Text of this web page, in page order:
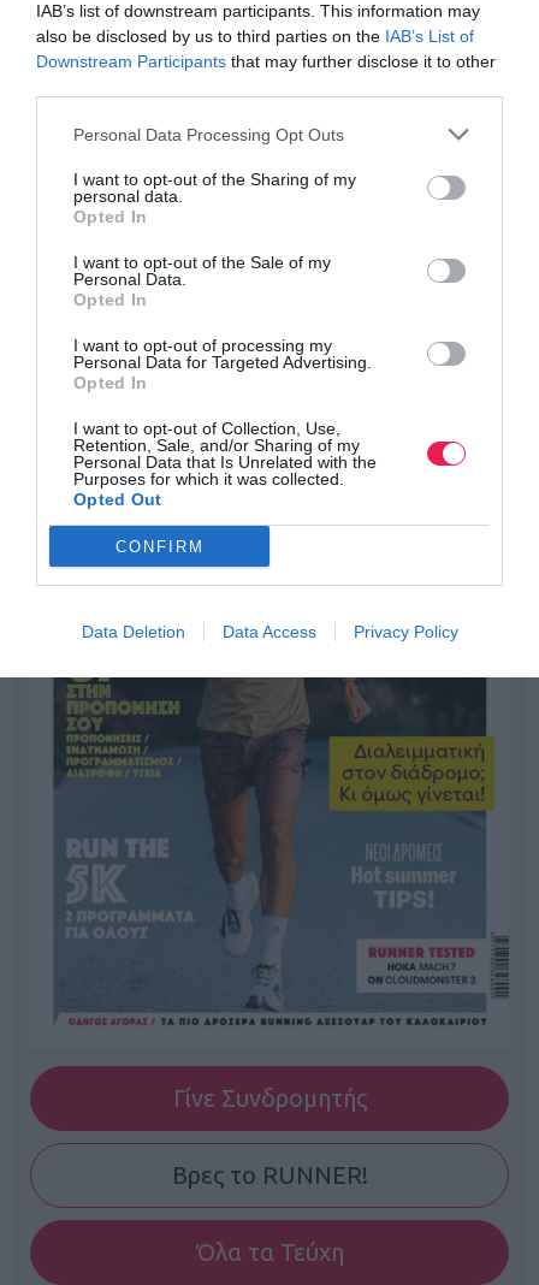
IAB’s list of downstream participants. This information may
also be disclosed by us to third parties on the IAB’s List of
Downstream Participants that may further disclose it to other
Personal Data Processing Opt Outs
I want to opt-out of the Sharing of my
personal data.
Opted In
I want to opt-out of the Sale of my
Personal Data.
Opted In
I want to opt-out of processing my
Personal Data for Targeted Advertising.
Opted In
I want to opt-out of Collection, Use,
Retention, Sale, and/or Sharing of my
Personal Data that Is Unrelated with the
Purposes for which it was collected.
Opted Out
CONFIRM
Data Deletion Data Access Privacy Policy
Γίνε Συνδρομητής
Βρες το RUNNER!
Όλα τα Τεύχη